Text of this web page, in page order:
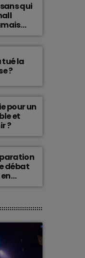
qui
tué la
?
pour un
et
?
débat